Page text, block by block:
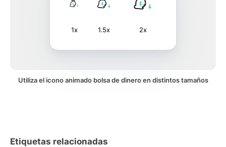
1x 1.5x 2x
Utiliza el icono animado bolsa de dinero en distintos tamaños
Etiquetas relacionadas